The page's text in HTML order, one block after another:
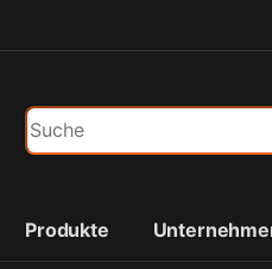
Search for:
Produkte